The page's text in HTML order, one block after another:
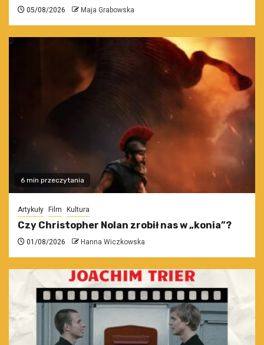
05/08/2026 Maja Grabowska
6 min przeczytania
Artykuły Film Kultura
Czy Christopher Nolan zrobił nas w „konia”?
01/08/2026 Hanna Wiczkowska